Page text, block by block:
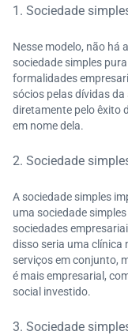
1. Sociedade
Nesse modelo, não há
sociedade simples
formalidades
sócios pelas dívidas
diretamente pelo êxito
em nome dela.
2. Sociedade
A sociedade simples
uma sociedade
sociedades
disso seria uma clínica
serviços em conjunto,
é mais empresarial,
social investido.
3. Sociedade